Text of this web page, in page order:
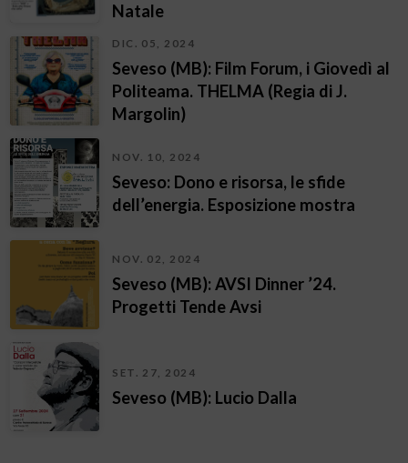
Natale
DIC. 05, 2024
Seveso (MB): Film Forum, i Giovedì al
Politeama. THELMA (Regia di J.
Margolin)
NOV. 10, 2024
Seveso: Dono e risorsa, le sfide
dell’energia. Esposizione mostra
NOV. 02, 2024
Seveso (MB): AVSI Dinner ’24.
Progetti Tende Avsi
SET. 27, 2024
Seveso (MB): Lucio Dalla